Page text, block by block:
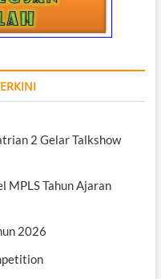
2 Gelar Talkshow
MPLS Tahun Ajaran
2026